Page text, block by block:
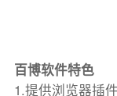
百博软件特色
1.提供浏览器插